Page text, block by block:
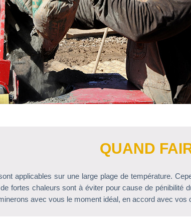
QUAND
applicables sur une large plage de température.
fortes chaleurs sont à éviter pour cause de pénibilité
avec vous le moment idéal, en accord avec vos